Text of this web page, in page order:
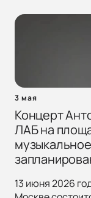
3 мая
Концерт
ЛАБ на
13 июня 2026